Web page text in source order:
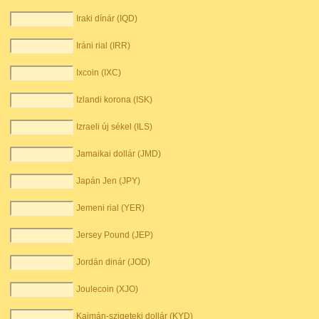
Iraki dínár (IQD)
Iráni rial (IRR)
Ixcoin (IXC)
Izlandi korona (ISK)
Izraeli új sékel (ILS)
Jamaikai dollár (JMD)
Japán Jen (JPY)
Jemeni rial (YER)
Jersey Pound (JEP)
Jordán dinár (JOD)
Joulecoin (XJO)
Kajmán-szigeteki dollár (KYD)